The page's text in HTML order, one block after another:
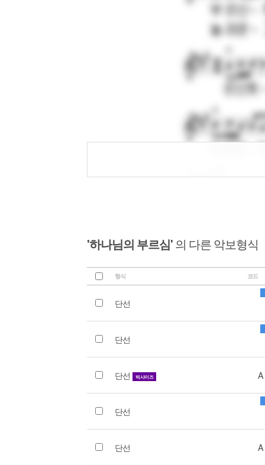
'하나님의 부르심'의 다른 악보형식
형식 코드
단선
단선
단선 빅사이즈
단선
단선